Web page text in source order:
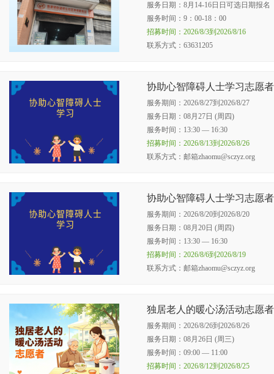
服务日期：8月14-16日日可选日期报
服务时间：9：00-18：00
招募时间：2026/8/3到2026/8/16
联系方式：63631205
协助心智障碍人士学习志愿
服务期间：2026/8/27到2026/8/27
服务日期：08月27日 (周四)
服务时间：13:30 — 16:30
招募时间：2026/8/13到2026/8/26
联系方式：邮箱zhaomu@sczyz.org
协助心智障碍人士学习志愿
服务期间：2026/8/20到2026/8/20
服务日期：08月20日 (周四)
服务时间：13:30 — 16:30
招募时间：2026/8/6到2026/8/19
联系方式：邮箱zhaomu@sczyz.org
独居老人的暖心汤活动志愿
服务期间：2026/8/26到2026/8/26
服务日期：08月26日 (周三)
服务时间：09:00 — 11:00
招募时间：2026/8/12到2026/8/25